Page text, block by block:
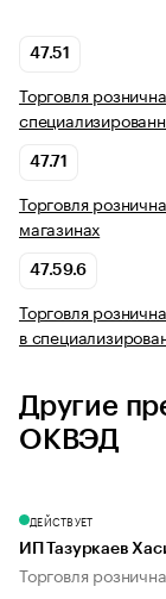
47.51
Торговля
47.71
Торговля
магазинах
47.59.6
Торговля
в
Другие
ОКВЭД
ДЕЙСТВУЕТ
ИП Тазуркаев
Торговля